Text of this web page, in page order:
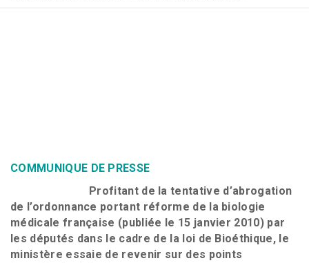
COMMUNIQUE DE PRESSE
Profitant de la tentative d’abrogation
de l’ordonnance portant réforme de la biologie
médicale française (publiée le 15 janvier 2010) par
les députés dans le cadre de la loi de Bioéthique, le
ministère essaie de revenir sur des points